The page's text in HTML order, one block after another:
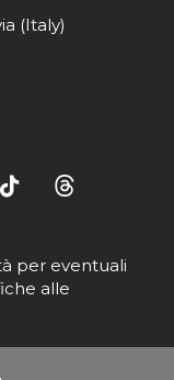
(Italy)
per eventuali
alle